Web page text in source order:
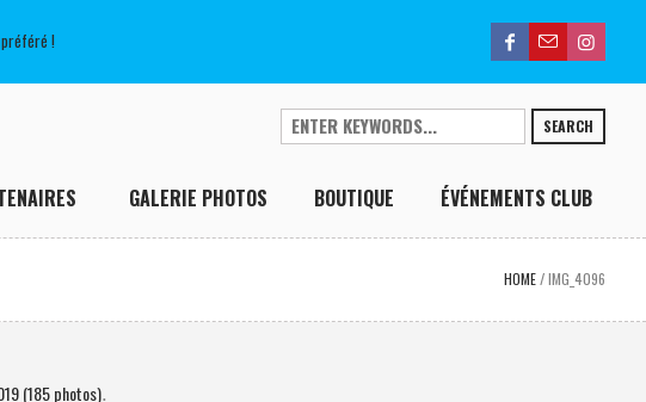
préféré !
SEARCH
GALERIE PHOTOS BOUTIQUE ÉVÉNEMENTS CLUB
HOME /IMG_4096
(185 photos).